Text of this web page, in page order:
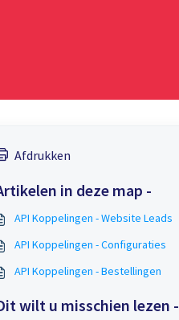
Afdrukken
in deze map -
API Koppelingen - Website Leads
API Koppelingen - Configuraties
API Koppelingen - Bestellingen
wilt u misschien lezen -